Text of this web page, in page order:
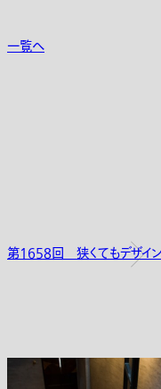
一覧へ
第1658回 狭くてもデザイ